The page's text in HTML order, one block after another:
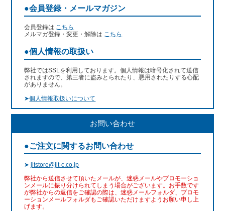
●会員登録・メールマガジン
会員登録は こちら
メルマガ登録・変更・解除は こちら
●個人情報の取扱い
弊社ではSSLを利用しております。個人情報は暗号化されて送信
されますので、第三者に盗みとられたり、悪用されたりする心配
がありません。
➤個人情報取扱いについて
お問い合わせ
●ご注文に関するお問い合わせ
➤jitstore@jit-c.co.jp
弊社から送信させて頂いたメールが、迷惑メールやプロモーショ
ンメールに振り分けられてしまう場合がございます。お手数です
が弊社からの返信をご確認の際は、迷惑メールフォルダ、プロモ
ーションメールフォルダもご確認いただけますようお願い申し上
げます。